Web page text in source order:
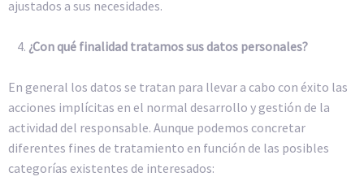
ajustados a sus necesidades.
¿Con qué finalidad tratamos sus datos personales?
En general los datos se tratan para llevar a cabo con éxito las
acciones implícitas en el normal desarrollo y gestión de la
actividad del responsable. Aunque podemos concretar
diferentes fines de tratamiento en función de las posibles
categorías existentes de interesados: